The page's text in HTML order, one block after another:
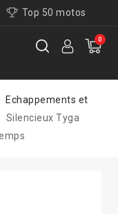
Top 50 motos
0
Echappements et
Silencieux Tyga